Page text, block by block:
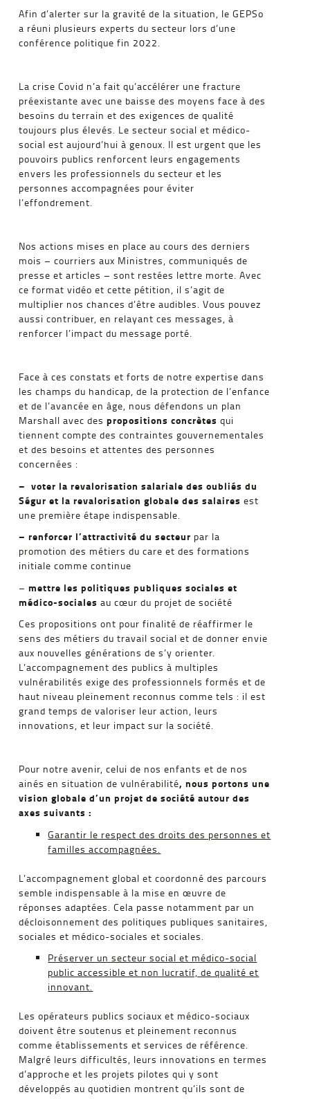
Afin d’alerter sur la gravité de la situation, le GEPSo
a réuni plusieurs experts du secteur lors d’une
conférence politique fin 2022.
La crise Covid n’a fait qu’accélérer une fracture
préexistante avec une baisse des moyens face à des
besoins du terrain et des exigences de qualité
toujours plus élevés. Le secteur social et médico-
social est aujourd’hui à genoux. Il est urgent que les
pouvoirs publics renforcent leurs engagements
envers les professionnels du secteur et les
personnes accompagnées pour éviter
l’effondrement.
Nos actions mises en place au cours des derniers
mois – courriers aux Ministres, communiqués de
presse et articles – sont restées lettre morte. Avec
ce format vidéo et cette pétition, il s’agit de
multiplier nos chances d’être audibles. Vous pouvez
aussi contribuer, en relayant ces messages, à
renforcer l’impact du message porté.
Face à ces constats et forts de notre expertise dans
les champs du handicap, de la protection de l’enfance
et de l’avancée en âge, nous défendons un plan
Marshall avec despropositions concrètes qui
tiennent compte des contraintes gouvernementales
et des besoins et attentes des personnes
concernées :
– voter la revalorisation salariale des oubliés du
Ségur et la revalorisation globale des salaires est
une première étape indispensable.
– renforcer l’attractivité du secteur par la
promotion des métiers du care et des formations
initiale comme continue
–mettre les politiques publiques sociales et
médico-sociales au cœur du projet de société
Ces propositions ont pour finalité de réaffirmer le
sens des métiers du travail social et de donner envie
aux nouvelles générations de s’y orienter.
L’accompagnement des publics à multiples
vulnérabilités exige des professionnels formés et de
haut niveau pleinement reconnus comme tels : il est
grand temps de valoriser leur action, leurs
innovations, et leur impact sur la société.
Pour notre avenir, celui de nos enfants et de nos
ainés en situation de vulnérabilité, nous portons une
vision globale d’un projet de société autour des
axes suivants :
Garantir le respect des droits des personnes et
familles accompagnées.
L’accompagnement global et coordonné des parcours
semble indispensable à la mise en œuvre de
réponses adaptées. Cela passe notamment par un
décloisonnement des politiques publiques sanitaires,
sociales et médico-sociales et sociales.
Préserver un secteur social et médico-social
public accessible et non lucratif, de qualité et
innovant.
Les opérateurs publics sociaux et médico-sociaux
doivent être soutenus et pleinement reconnus
comme établissements et services de référence.
Malgré leurs difficultés, leurs innovations en termes
d’approche et les projets pilotes qui y sont
développés au quotidien montrent qu’ils sont de